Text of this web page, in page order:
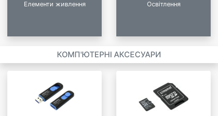
Елементи живлення Освітлення
КОМП'ЮТЕРНІ АКСЕСУАРИ